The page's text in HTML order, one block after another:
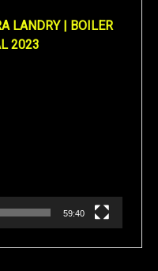
LANDRY | BOILER
2023
59:40